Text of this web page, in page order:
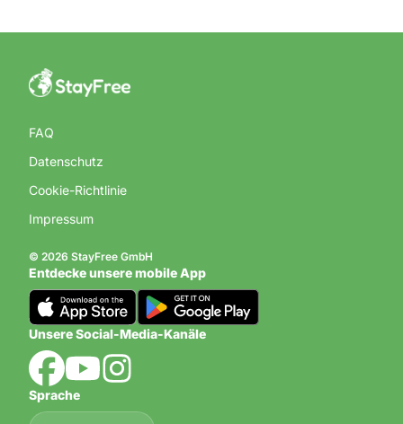
FAQ
Datenschutz
Cookie-Richtlinie
Impressum
© 2026 StayFree GmbH
Entdecke unsere mobile App
Unsere Social-Media-Kanäle
Sprache